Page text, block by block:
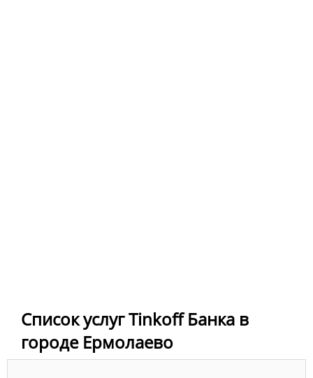
Список услуг Tinkoff Банка в
городе Ермолаево